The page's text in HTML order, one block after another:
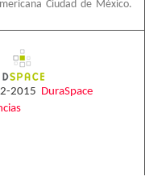
Ciudad de México.
2015 DuraSpace